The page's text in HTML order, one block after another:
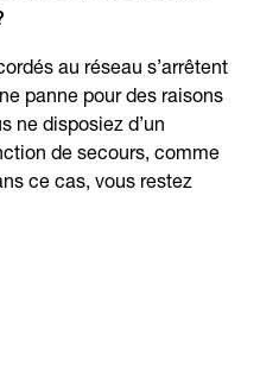
au réseau s’arrêtent
panne pour des raisons
ne disposiez d’un
de secours, comme
ce cas, vous restez